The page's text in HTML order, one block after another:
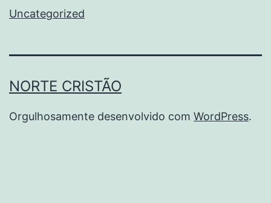
Uncategorized
NORTE CRISTÃO
Orgulhosamente desenvolvido com WordPress.